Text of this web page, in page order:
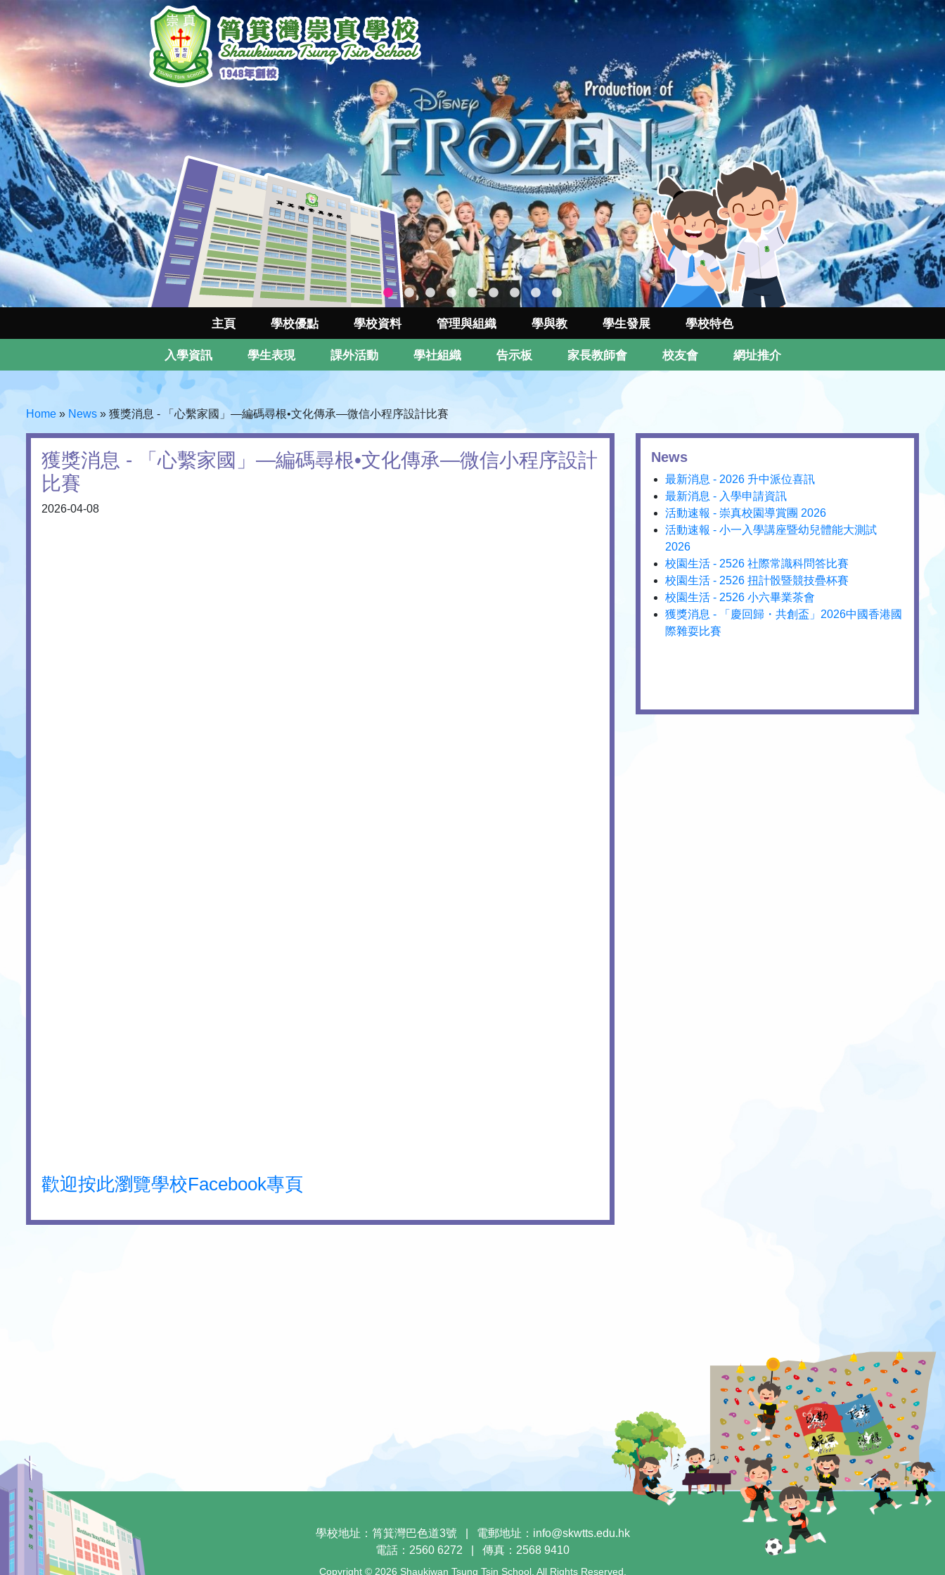
主頁 學校優點 學校資料 管理與組織 學與教 學生發展 學校特色
入學資訊 學生表現 課外活動 學社組織 告示板 家長教師會 校友會 網址推介
Home » News » 獲獎消息 - 「心繫家國」—編碼尋根•文化傳承—微信小程序設計比賽
獲獎消息 - 「心繫家國」—編碼尋根•文化傳承—微信小程序設計
比賽
2026-04-08
歡迎按此瀏覽學校Facebook專頁
News
最新消息 - 2026 升中派位喜訊
最新消息 - 入學申請資訊
活動速報 - 崇真校園導賞團 2026
活動速報 - 小一入學講座暨幼兒體能大測試
2026
校園生活 - 2526 社際常識科問答比賽
校園生活 - 2526 扭計骰暨競技疊杯賽
校園生活 - 2526 小六畢業茶會
獲獎消息 - 「慶回歸・共創盃」2026中國香港國
際雜耍比賽
學校地址：筲箕灣巴色道3號 電郵地址： info@skwtts.edu.hk
電話：2560 6272
傳真：2568 9410
Copyright © 2026 Shaukiwan Tsung Tsin School. All Rights Reserved.